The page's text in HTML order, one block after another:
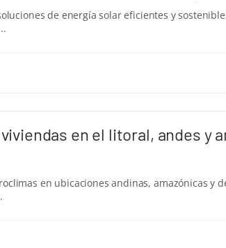
de energía solar eficientes y
en el litoral, andes y
en ubicaciones andinas, amazónicas y